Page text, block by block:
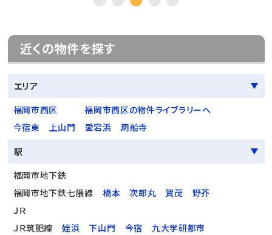
近くの物件を探す
エリア
福岡市西区
福岡市西区の物件ライブラリーへ
今宿東
上山門 愛宕浜
周船寺
駅
福岡市地下鉄
福岡市地下鉄七隈線
橋本 次郎丸 賀茂
野芥
ＪＲ
ＪＲ筑肥線
姪浜 下山門 今宿 九大学研都市